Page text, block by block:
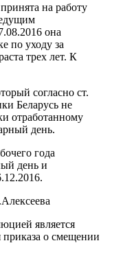
на работу
она
по уходу за
трех лет. К
согласно ст.
Беларусь не
отработанному
день.
года
день и
является
приказа о смещении